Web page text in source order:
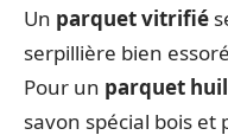
Un parquet vitrifié
serpillière bien
Pour un parquet
savon spécial bois